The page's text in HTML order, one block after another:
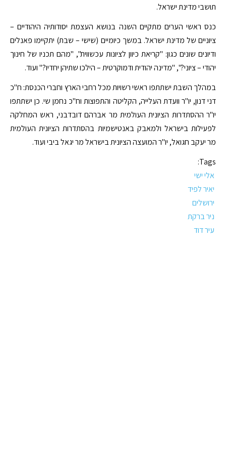
תושבי מדינת ישראל.
כנס ראשי הערים מתקיים השנה בנושא העצמת יסודותיה היהודיים –
ציוניים של מדינת ישראל. במשך כיומיים (שישי – שבת) יתקיימו פאנלים
ודיונים שונים כגון: "קריאת כיוון לציונות עכשווית", "מהם תכניו של חינוך
יהודי – ציוני?", "מדינה יהודית ודמוקרטית – הילכו שתיהן יחדיו?" ועוד.
במהלך השבת ישתתפו ראשי רשויות מכל רחבי הארץ וחברי הכנסת: ח"כ
דני דנון, יו"ר וועדת העלייה, הקליטה והתפוצות וח"כ נחמן שי. כן ישתתפו
יו"ר ההסתדרות הציונית העולמית מר אברהם דובדבני, ראש המחלקה
לפעילות בישראל ולמאבק באנטישמיות בהסתדרות הציונית העולמית
מר יעקב חגואל, יו"ר המועצה הציונית בישראל מר יגאל ביבי ועוד.
Tags:
אלי ישי
יאיר לפיד
ירושלים
ניר ברקת
עיר דוד